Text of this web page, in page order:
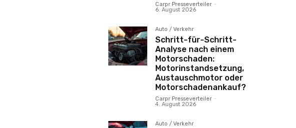
Carpr Presseverteiler -
6. August 2026
Auto / Verkehr
Schritt-für-Schritt-
Analyse nach einem
Motorschaden:
Motorinstandsetzung,
Austauschmotor oder
Motorschadenankauf?
Carpr Presseverteiler -
4. August 2026
Auto / Verkehr